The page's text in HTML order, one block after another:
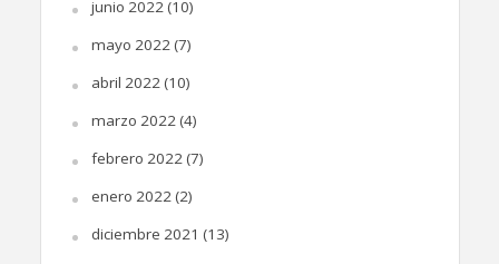
junio 2022(10)
mayo 2022(7)
abril 2022(10)
marzo 2022(4)
febrero 2022(7)
enero 2022(2)
diciembre 2021 (13)